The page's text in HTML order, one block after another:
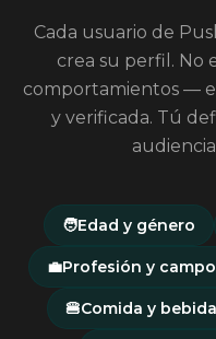
Cada usuario de
crea su perfil. No
comportamientos —
y verificada. Tú
🧑Edad y género
💼Profesión y
🍔Comida y bebida